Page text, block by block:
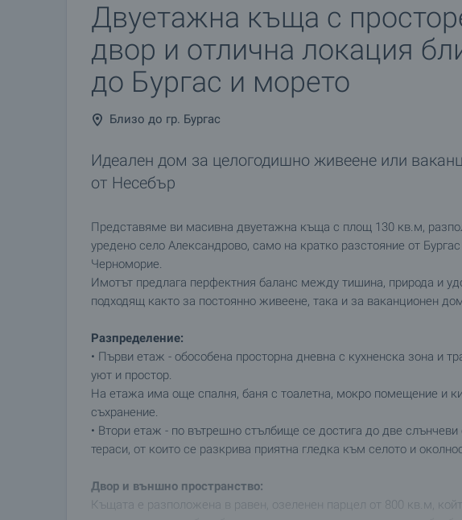
Двуетажна къща с
двор и отлична локация
до Бургас и морето
Близо до гр. Бургас
Идеален дом за целогодишно живеене или
от Несебър
Представяме ви масивна двуетажна къща с площ 130 кв.м,
уредено село Александрово, само на кратко разстояние от
Черноморие.
Имотът предлага перфектния баланс между тишина, природа и
подходящ както за постоянно живеене, така и за ваканционен
Разпределение:
• Първи етаж - обособена просторна дневна с кухненска зона и
уют и простор.
На етажа има още спалня, баня с тоалетна, мокро помещение и
съхранение.
• Втори етаж - по вътрешно стълбище се достига до две слънчеви
тераси, от които се разкрива приятна гледка към селото и
Двор и външно пространство:
Къщата е разположена в равен, озеленен парцел от 800 кв.м,